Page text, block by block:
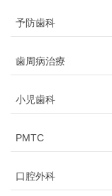
予防歯科
歯周病治療
小児歯科
PMTC
口腔外科